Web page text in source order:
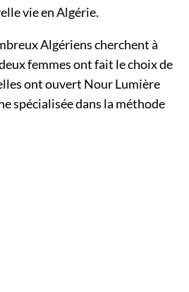
vie en Algérie.
Algériens cherchent à
femmes ont fait le choix de
ont ouvert Nour Lumière
spécialisée dans la méthode